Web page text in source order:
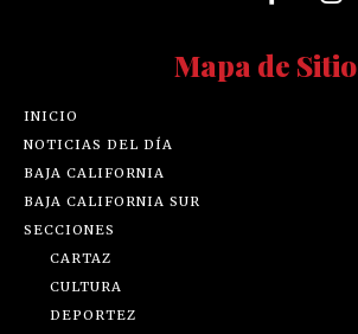
Mapa de Sitio
INICIO
NOTICIAS DEL DÍA
BAJA CALIFORNIA
BAJA CALIFORNIA SUR
SECCIONES
CARTAZ
CULTURA
DEPORTEZ